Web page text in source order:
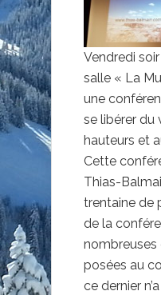
Vendredi
salle « La
une
se libérer du
hauteurs et
Cette
Thias-
trentaine de
de la
posées au
ce dernier